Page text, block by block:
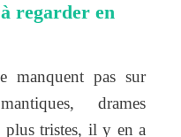
regarder en
manquent pas sur
drames
tristes, il y en a